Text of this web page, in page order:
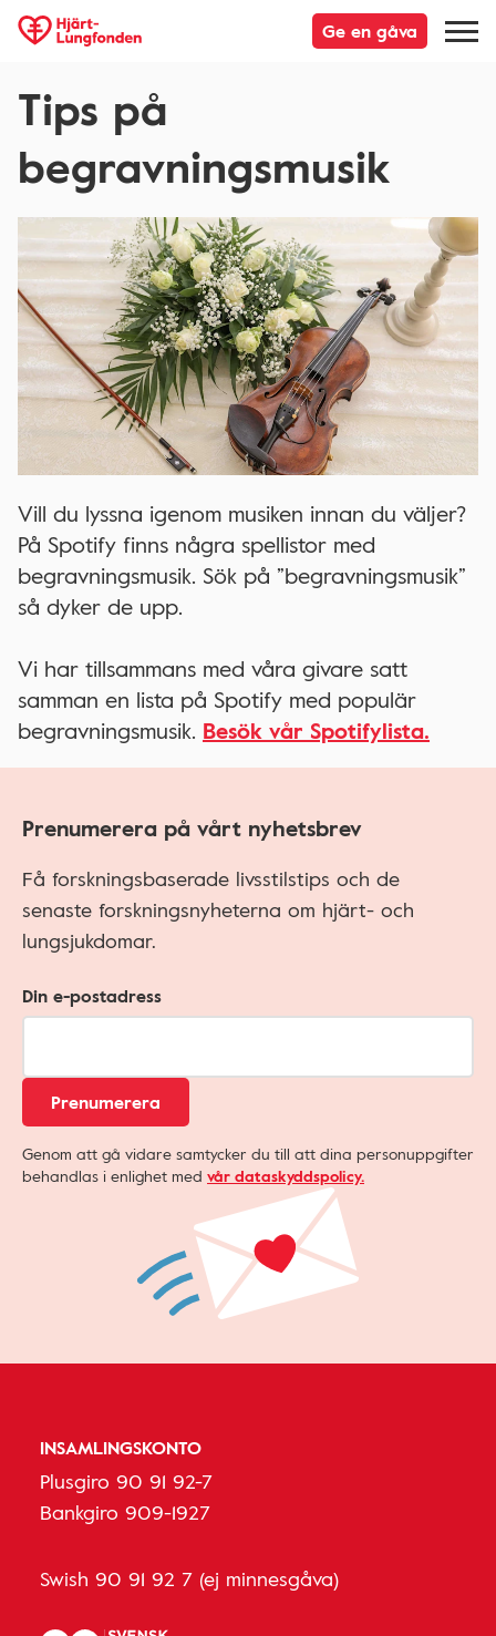
Ge en gåva
Tips på
begravningsmusik
Vill du lyssna igenom musiken innan du väljer?
På Spotify finns några spellistor med
begravningsmusik. Sök på ”begravningsmusik”
så dyker de upp.
Vi har tillsammans med våra givare satt
samman en lista på Spotify med populär
begravningsmusik. Besök vår Spotifylista.
Prenumerera på vårt nyhetsbrev
Få forskningsbaserade livsstilstips och de
senaste forskningsnyheterna om hjärt- och
lungsjukdomar.
Din e-postadress
Prenumerera
Genom att gå vidare samtycker du till att dina personuppgifter
behandlas i enlighet med vår dataskyddspolicy.
INSAMLINGSKONTO
Plusgiro 90 91 92-7
Bankgiro 909-1927
Swish 90 91 92 7 (ej minnesgåva)